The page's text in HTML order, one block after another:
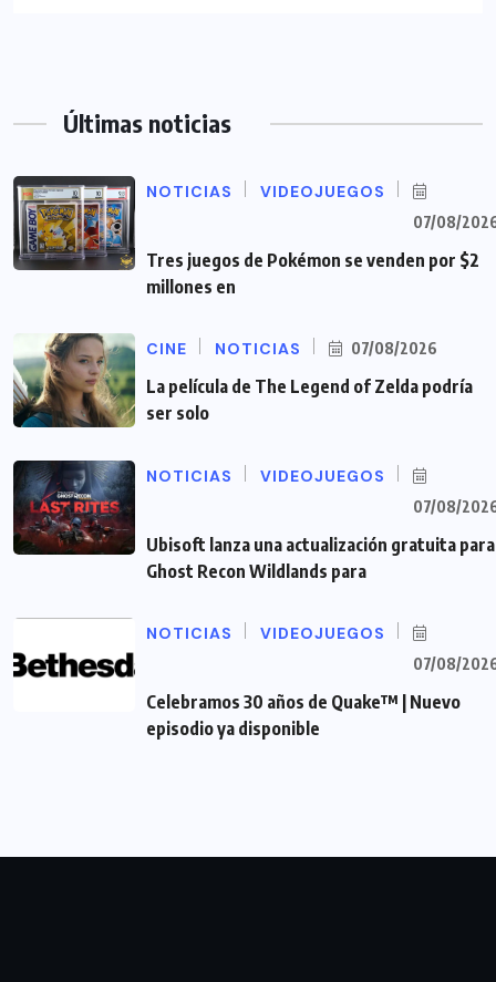
Últimas noticias
NOTICIAS VIDEOJUEGOS
07/08/
Tres juegos de Pokémon se venden por $2
millones en
CINE NOTICIAS 07/08/2026
La película de The Legend of Zelda podría
ser solo
NOTICIAS VIDEOJUEGOS
07/08/
Ubisoft lanza una actualización gratuita para
Ghost Recon Wildlands para
NOTICIAS VIDEOJUEGOS
07/08/
Celebramos 30 años de Quake™ | Nuevo
episodio ya disponible